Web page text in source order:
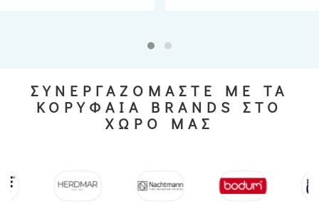
ΣΥΝΕΡΓΑΖΟΜΑΣΤΕ ΜΕ ΤΑ
ΚΟΡΥΦΑΙΑ BRANDS ΣΤΟ
ΧΩΡΟ ΜΑΣ